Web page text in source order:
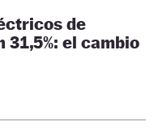
de
31,5%: el cambio